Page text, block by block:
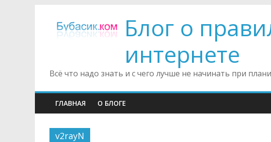
Блог о
интернете
Всё что надо знать и с чего лучше не начинать при
ГЛАВНАЯ О БЛОГЕ
v2rayN